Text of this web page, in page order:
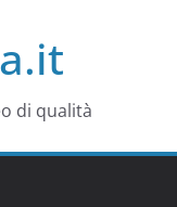
di qualità